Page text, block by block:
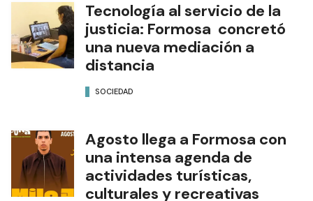
Tecnología al servicio de la
justicia: Formosa concretó
una nueva mediación a
distancia
SOCIEDAD
Agosto llega a Formosa con
una intensa agenda de
actividades turísticas,
culturales y recreativas